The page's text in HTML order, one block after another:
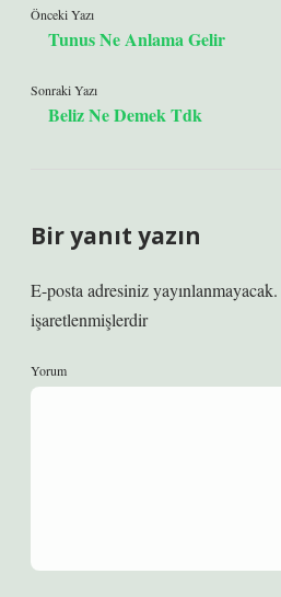
Önceki Yazı
Tunus Ne Anlama Gelir
Sonraki Yazı
Beliz Ne Demek Tdk
Bir yanıt yazın
E-posta adresiniz yayınlanmayacak.
işaretlenmişlerdir
Yorum